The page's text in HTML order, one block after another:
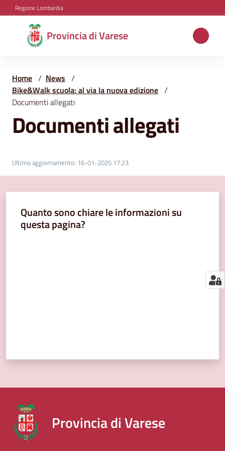
Vai al contenuto
Vai alla navigazione
Vai al footer
Regione Lombardia
Provincia di Varese
Provincia
di
Aree
tematiche
Amministrazione
segnalazioni
Home / News /
Bike&Walk scuola: al via la nuova edizione /
Documenti allegati
Documenti allegati
Ultimo aggiornamento: 16-01-2025 17:23
Quanto sono chiare le informazioni su
questa pagina?
Provincia di Varese